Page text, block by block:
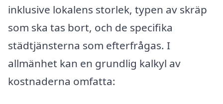
inklusive lokalens storlek, typen av skräp
som ska tas bort, och de specifika
städtjänsterna som efterfrågas. I
allmänhet kan en grundlig kalkyl av
kostnaderna omfatta: